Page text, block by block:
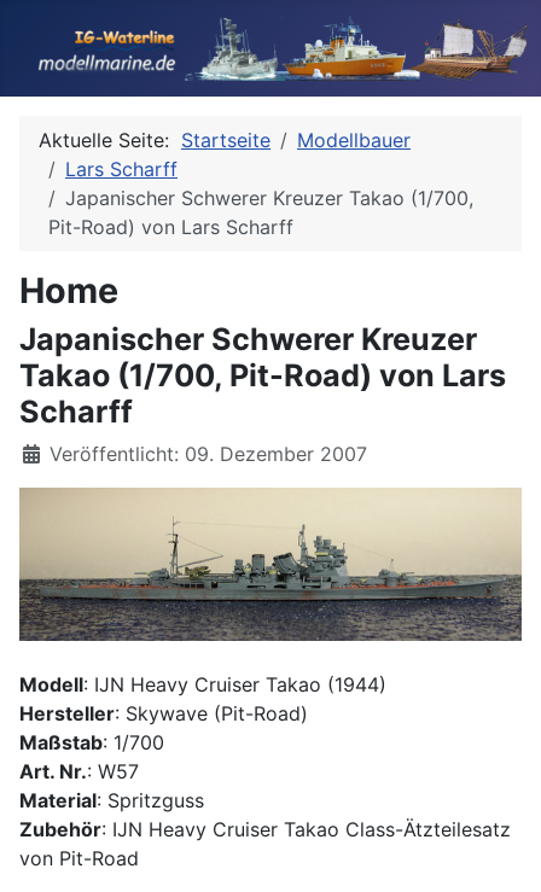
Aktuelle Seite: Startseite
Modellbauer
Lars Scharff
Japanischer Schwerer Kreuzer Takao (1/700,
Pit-Road) von Lars Scharff
Home
Japanischer Schwerer Kreuzer
Takao (1/700, Pit-Road) von Lars
Scharff
Details
Veröffentlicht: 09. Dezember 2007
Modell: IJN Heavy Cruiser Takao (1944)
Hersteller: Skywave (Pit-Road)
Maßstab: 1/700
Art. Nr.: W57
Material: Spritzguss
Zubehör: IJN Heavy Cruiser Takao Class-Ätzteilesatz
von Pit-Road